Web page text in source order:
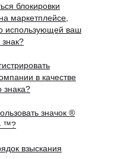
блокировки
маркетплейсе,
использующей ваш
в качестве
знака?
значок ®
™?
взыскания